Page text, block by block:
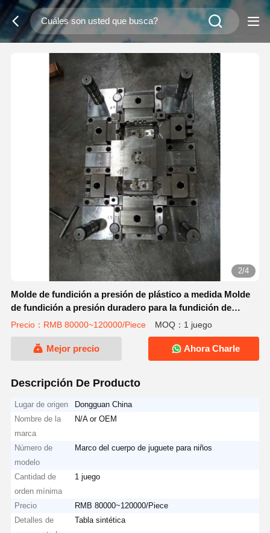
2/4
Molde de fundición a presión de plástico a medida Molde
de fundición a presión duradero para la fundición de
componentes de plástico Marco del cuerpo del juguete
Precio：RMB 80000~120000/Piece MOQ：1 juego
Mejor precio Ahora Charle
Descripción De Producto
Lugar de origen
Dongguan China
Nombre de la
marca
N/A or OEM
Número de
modelo
Marco del cuerpo de juguete para niños
Cantidad de
orden mínima
1 juego
Precio
RMB 80000~120000/Piece
Detalles de
Tabla sintética